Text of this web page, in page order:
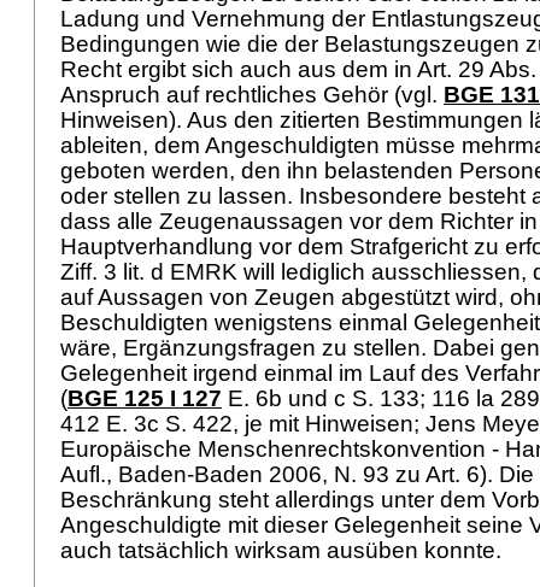
Ladung und Vernehmung der
Bedingungen wie die der Belastungszeugen
Recht ergibt sich auch aus dem in Art. 29
Anspruch auf rechtliches Gehör (vgl. BGE
Hinweisen). Aus den zitierten Bestimmungen
ableiten, dem Angeschuldigten müsse
geboten werden, den ihn belastenden
oder stellen zu lassen. Insbesondere besteht
dass alle Zeugenaussagen vor dem Richter
Hauptverhandlung vor dem Strafgericht zu
Ziff. 3 lit. d EMRK will lediglich ausschliessen,
auf Aussagen von Zeugen abgestützt wird,
Beschuldigten wenigstens einmal
wäre, Ergänzungsfragen zu stellen. Dabei
Gelegenheit irgend einmal im Lauf des
(BGE 125 I 127 E. 6b und c S. 133; 116 la
412 E. 3c S. 422, je mit Hinweisen; Jens
Europäische Menschenrechtskonvention -
Aufl., Baden-Baden 2006, N. 93 zu Art. 6).
Beschränkung steht allerdings unter dem
Angeschuldigte mit dieser Gelegenheit seine
auch tatsächlich wirksam ausüben konnte.